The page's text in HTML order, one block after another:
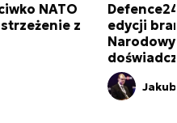
NATO
z
edycji